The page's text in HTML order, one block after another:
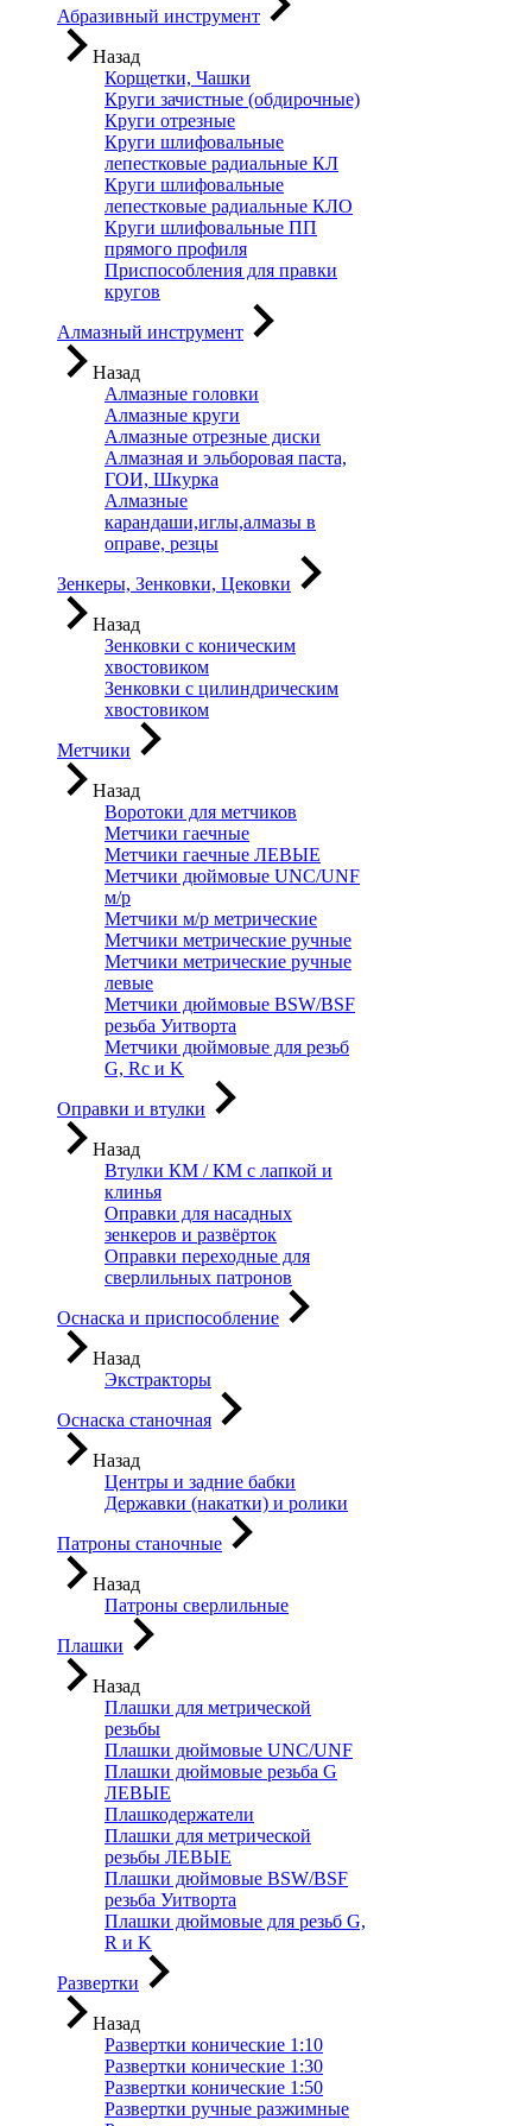
Абразивный инструмент
Назад
Корщетки, Чашки
Круги зачистные (обдирочные)
Круги отрезные
Круги шлифовальные
лепестковые радиальные КЛ
Круги шлифовальные
лепестковые радиальные КЛО
Круги шлифовальные ПП
прямого профиля
Приспособления для правки
кругов
Алмазный инструмент
Назад
Алмазные головки
Алмазные круги
Алмазные отрезные диски
Алмазная и эльборовая паста,
ГОИ, Шкурка
Алмазные
карандаши,иглы,алмазы в
оправе, резцы
Зенкеры, Зенковки, Цековки
Назад
Зенковки с коническим
хвостовиком
Зенковки с цилиндрическим
хвостовиком
Метчики
Назад
Воротоки для метчиков
Метчики гаечные
Метчики гаечные ЛЕВЫЕ
Метчики дюймовые UNC/UNF
м/р
Метчики м/р метрические
Метчики метрические ручные
Метчики метрические ручные
левые
Метчики дюймовые BSW/BSF
резьба Уитворта
Метчики дюймовые для резьб
G, Rc и K
Оправки и втулки
Назад
Втулки КМ / КМ с лапкой и
клинья
Оправки для насадных
зенкеров и развёрток
Оправки переходные для
сверлильных патронов
Оснаска и приспособление
Назад
Экстракторы
Оснаска станочная
Назад
Центры и задние бабки
Державки (накатки) и ролики
Патроны станочные
Назад
Патроны сверлильные
Плашки
Назад
Плашки для метрической
резьбы
Плашки дюймовые UNC/UNF
Плашки дюймовые резьба G
ЛЕВЫЕ
Плашкодержатели
Плашки для метрической
резьбы ЛЕВЫЕ
Плашки дюймовые BSW/BSF
резьба Уитворта
Плашки дюймовые для резьб G,
R и K
Развертки
Назад
Развертки конические 1:10
Развертки конические 1:30
Развертки конические 1:50
Развертки ручные разжимные